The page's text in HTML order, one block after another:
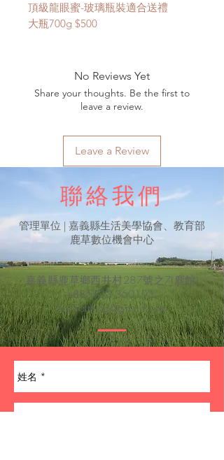
頂級龍眼蜜-​玻璃瓶裝適合送禮
大瓶700g $500
No Reviews Yet
Share your thoughts. Be the first to
leave a review.
Leave a Review
聯絡我們
​管理單位 | 嘉義縣生活美學協會、教育部
鹿草數位機會中心
- 嘉義縣鹿草鄉西井村287號之7(鹿館) -
+886933-360193
lsgreatthing@gmail.com